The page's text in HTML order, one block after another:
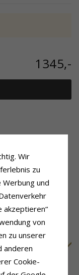
1345,-
Wir
zu
und
akzeptieren“
von
zu unserer
anderen
Cookie-